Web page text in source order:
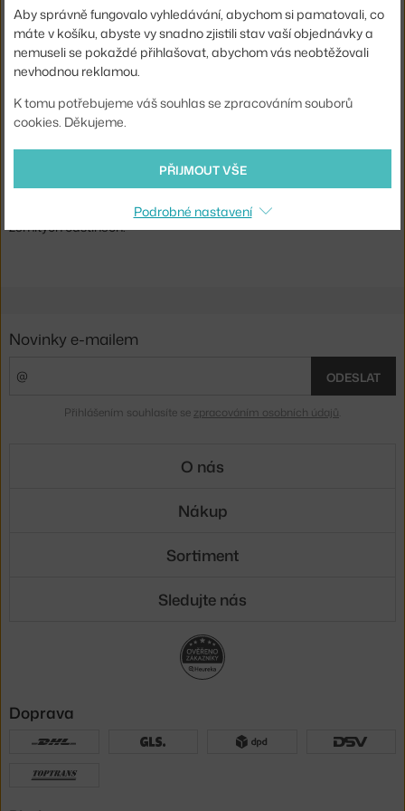
Značka: Ferm Living
Designové květináče s glazovanou podmiskou Sekki od značky
dánské Ferm Living.
Svým hrubým kameninovým povrchem a jednoduchým
geometrickým tvarem oslavují květináče Sekki japonskou tradici
keramické výroby. Součástí je i miska, která má glazovaný vnitřní
povrch, který zabraňuje propouštění vlhkosti.
Květináče jsou k dispozici v několika velikostech a krásných
zemitých odstínech.
Shopping from the EU? Switch to
Aby správně fungovalo vyhledávání, abychom si pamatovali, co
máte v košíku, abyste vy snadno zjistili stav vaší objednávky a
nemuseli se pokaždé přihlašovat, abychom vás neobtěžovali
nevhodnou reklamou.
K tomu potřebujeme váš souhlas se zpracováním souborů
cookies. Děkujeme.
PŘIJMOUT VŠE
Podrobné nastavení
Novinky e-mailem
ODESLAT
Přihlášením souhlasíte se zpracováním osobních údajů
O nás
Nákup
Sortiment
Sledujte nás
Doprava